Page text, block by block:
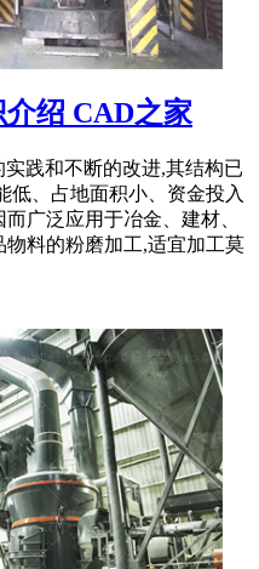
绍 CAD之家
践和不断的改进,其结构已
低、占地面积小、资金投入
广泛应用于冶金、建材、
料的粉磨加工,适宜加工莫